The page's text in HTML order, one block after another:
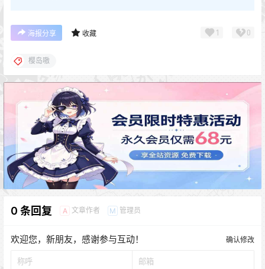
海报分享 收藏 1 0
樱岛嗷
0 条回复 A 文章作者 M 管理员
欢迎您，新朋友，感谢参与互动！ 确认修改